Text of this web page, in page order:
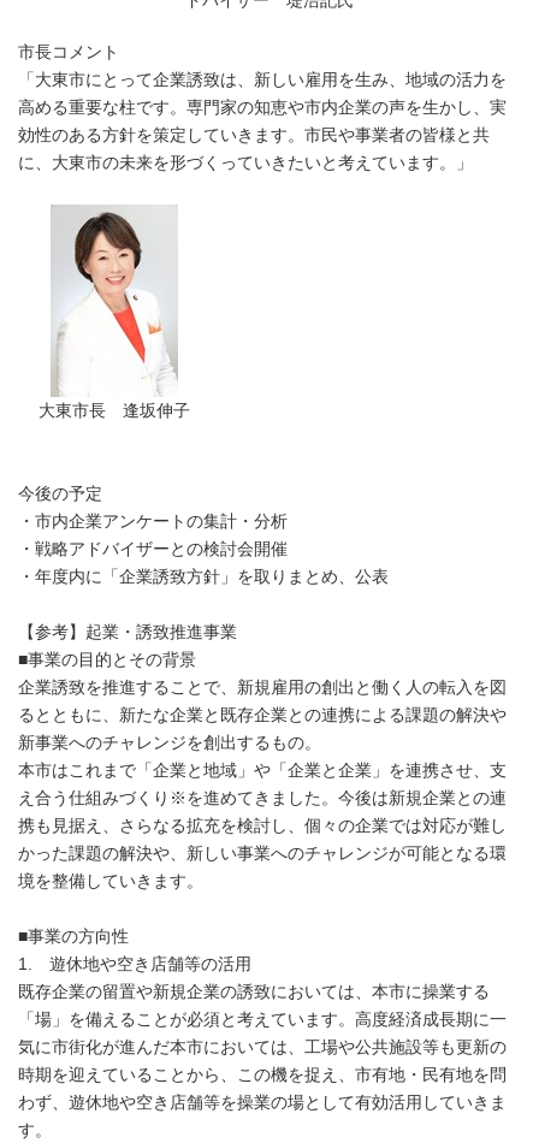
市長コメント
「大東市にとって企業誘致は、新しい雇用を生み、地域の活力を
高める重要な柱です。専門家の知恵や市内企業の声を生かし、実
効性のある方針を策定していきます。市民や事業者の皆様と共
に、大東市の未来を形づくっていきたいと考えています。」
大東市長 逢坂伸子
今後の予定
・市内企業アンケートの集計・分析
・戦略アドバイザーとの検討会開催
・年度内に「企業誘致方針」を取りまとめ、公表
【参考】起業・誘致推進事業
■事業の目的とその背景
企業誘致を推進することで、新規雇用の創出と働く人の転入を図
るとともに、新たな企業と既存企業との連携による課題の解決や
新事業へのチャレンジを創出するもの。
本市はこれまで「企業と地域」や「企業と企業」を連携させ、支
え合う仕組みづくり※を進めてきました。今後は新規企業との連
携も見据え、さらなる拡充を検討し、個々の企業では対応が難し
かった課題の解決や、新しい事業へのチャレンジが可能となる環
境を整備していきます。
■事業の方向性
1. 遊休地や空き店舗等の活用
既存企業の留置や新規企業の誘致においては、本市に操業する
「場」を備えることが必須と考えています。高度経済成長期に一
気に市街化が進んだ本市においては、工場や公共施設等も更新の
時期を迎えていることから、この機を捉え、市有地・民有地を問
わず、遊休地や空き店舗等を操業の場として有効活用していきま
す。